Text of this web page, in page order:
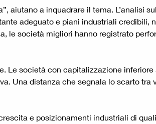
aiutano a inquadrare il tema. L’analisi
adeguato e piani industriali credibili,
le società migliori hanno registrato
Le società con capitalizzazione
Una distanza che segnala lo scarto tra
e posizionamenti industriali di